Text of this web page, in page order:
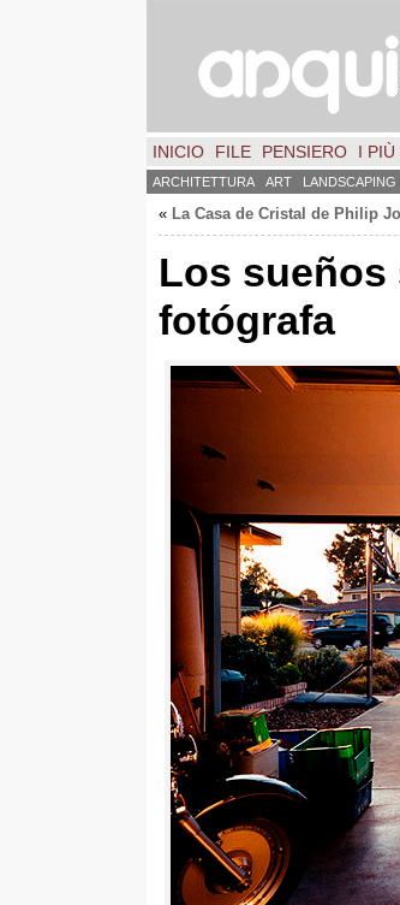
INICIO FILE PENSIERO I PIÙ
ARCHITETTURA ART LANDSCAPING
« La Casa de Cristal de Philip
Los sueños
fotógrafa